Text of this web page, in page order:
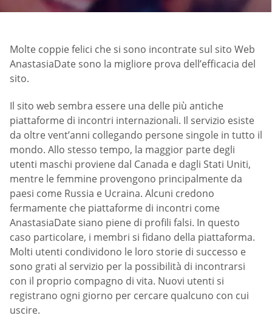
Molte coppie felici che si sono incontrate sul sito Web
AnastasiaDate sono la migliore prova dell’efficacia del
sito.
Il sito web sembra essere una delle più antiche
piattaforme di incontri internazionali. Il servizio esiste
da oltre vent’anni collegando persone singole in tutto il
mondo. Allo stesso tempo, la maggior parte degli
utenti maschi proviene dal Canada e dagli Stati Uniti,
mentre le femmine provengono principalmente da
paesi come Russia e Ucraina. Alcuni credono
fermamente che piattaforme di incontri come
AnastasiaDate siano piene di profili falsi. In questo
caso particolare, i membri si fidano della piattaforma.
Molti utenti condividono le loro storie di successo e
sono grati al servizio per la possibilità di incontrarsi
con il proprio compagno di vita. Nuovi utenti si
registrano ogni giorno per cercare qualcuno con cui
uscire.